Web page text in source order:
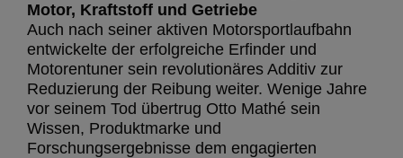
Motor, Kraftstoff und Getriebe
Auch nach seiner aktiven Motorsportlaufbahn
entwickelte der erfolgreiche Erfinder und
Motorentuner sein revolutionäres Additiv zur
Reduzierung der Reibung weiter. Wenige Jahre
vor seinem Tod übertrug Otto Mathé sein
Wissen, Produktmarke und
Forschungsergebnisse dem engagierten